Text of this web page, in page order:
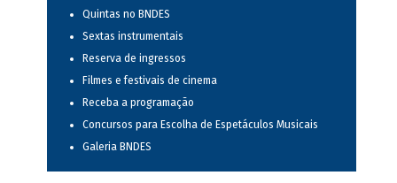
Quintas no BNDES
Sextas instrumentais
Reserva de ingressos
Filmes e festivais de cinema
Receba a programação
Concursos para Escolha de Espetáculos Musicais
Galeria BNDES